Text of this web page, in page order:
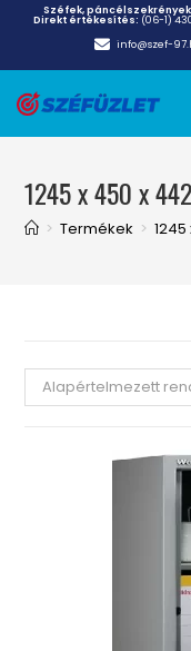
Széfek,
Direkt értékesítés: (06-1)
info@szef-
1245 x 450 x 442
> Termékek >
Alapértelmezett